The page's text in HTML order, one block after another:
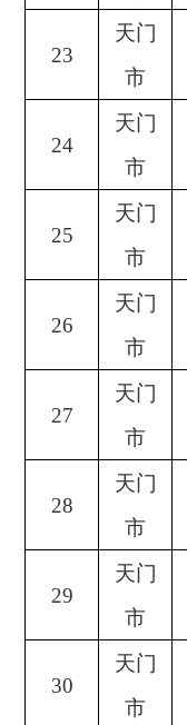
23
天门
市
24
天门
市
25
天门
市
26
天门
市
27
天门
市
28
天门
市
29
天门
市
30
天门
市